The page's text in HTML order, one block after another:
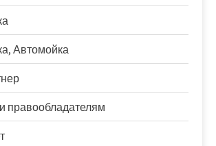
Автомойка
правообладателям